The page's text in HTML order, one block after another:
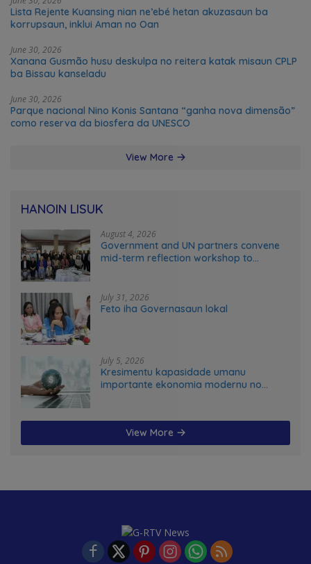
Lista Rejente Kuansing nian ne’ebé hetan akuzasaun ba
korrupsaun, inklui Aman no Oan
June 30, 2026
Xanana Gusmão husu deskulpa no reitera katak misaun CPLP
ba Bissau kanseladu
June 30, 2026
Parque nacional Nino Konis Santana “ganha nova dimensão”
como reserva da biosfera da UNESCO
View More
HANOIN LISUK
August 4, 2026
Government and UN partners convene
mid-term reflection workshop to
July 31, 2026
Feto iha Governasaun lokal
July 5, 2026
Kresimentu kapasidade umanu
importante ekonomia modernu no
View More